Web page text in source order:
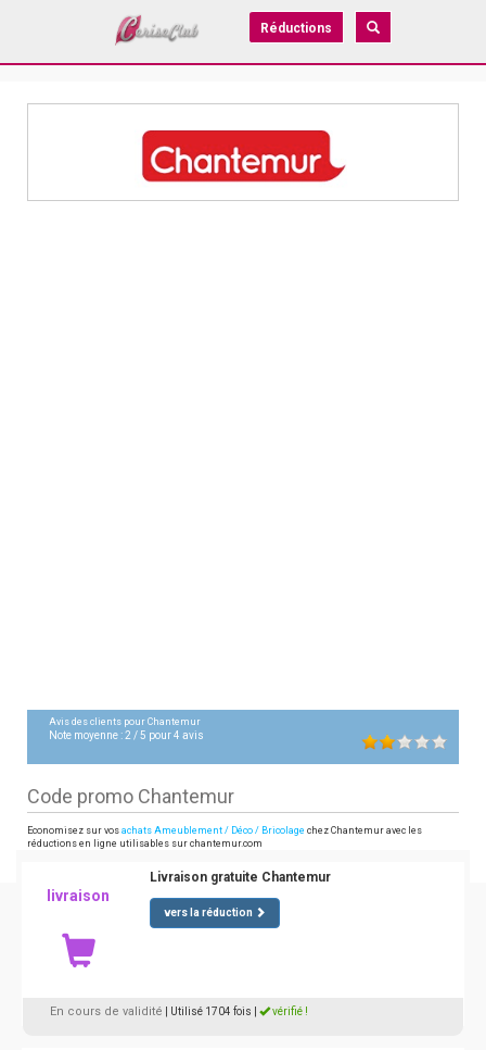
Réductions
Avis des clients pour Chantemur
Note moyenne :2 /5 pour4 avis
Code promo Chantemur
Economisez sur vos achats Ameublement / Déco / Bricolage chez Chantemur avec les
réductions en ligne utilisables sur chantemur.com
livraison
Livraison gratuite Chantemur
vers la réduction
En cours de validité | Utilisé 1704 fois vérifié !